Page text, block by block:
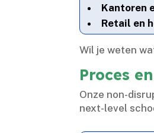
Kantoren
Retail en
Wil je weten
Proces
Onze non-
next-level